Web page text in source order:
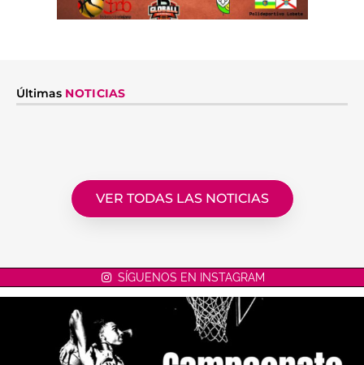
Últimas NOTICIAS
VER TODAS LAS NOTICIAS
SÍGUENOS EN INSTAGRAM